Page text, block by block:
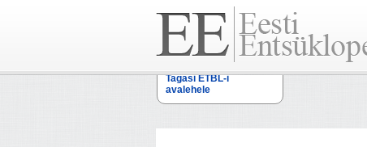
Tagasi ETBL-i
avalehele